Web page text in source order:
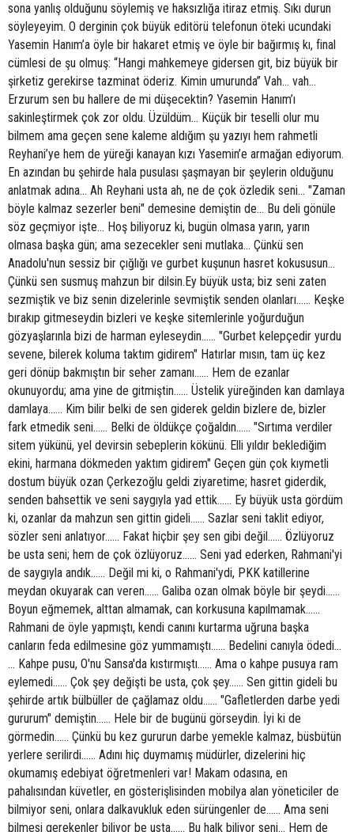
sona yanlış olduğunu söylemiş ve haksızlığa itiraz etmiş. Sıkı durun
söyleyeyim. O derginin çok büyük editörü telefonun öteki ucundaki
Yasemin Hanım’a öyle bir hakaret etmiş ve öyle bir bağırmış kı, final
cümlesi de şu olmuş: “Hangi mahkemeye gidersen git, biz büyük bir
şirketiz gerekirse tazminat öderiz. Kimin umurunda” Vah… vah…
Erzurum sen bu hallere de mi düşecektin? Yasemin Hanım’ı
sakinleştirmek çok zor oldu. Üzüldüm… Küçük bir teselli olur mu
bilmem ama geçen sene kaleme aldığım şu yazıyı hem rahmetli
Reyhani’ye hem de yüreği kanayan kızı Yasemin’e armağan ediyorum.
En azından bu şehirde hala pusulası şaşmayan bir şeylerin olduğunu
anlatmak adına… Ah Reyhani usta ah, ne de çok özledik seni… "Zaman
böyle kalmaz sezerler beni" demesine demiştin de… Bu deli gönüle
söz geçmiyor işte… Hoş biliyoruz ki, bugün olmasa yarın, yarın
olmasa başka gün; ama sezecekler seni mutlaka… Çünkü sen
Anadolu'nun sessiz bir çığlığı ve gurbet kuşunun hasret kokususun…
Çünkü sen susmuş mahzun bir dilsin.Ey büyük usta; biz seni zaten
sezmiştik ve biz senin dizelerinle sevmiştik senden olanları...… Keşke
bırakıp gitmeseydin bizleri ve keşke sitemlerinle yoğurduğun
gözyaşlarınla bizi de harman eyleseydin...… "Gurbet kelepçedir yurdu
sevene, bilerek koluma taktım gidirem" Hatırlar mısın, tam üç kez
geri dönüp bakmıştın bir seher zamanı...… Hem de ezanlar
okunuyordu; ama yine de gitmiştin...… Üstelik yüreğinden kan damlaya
damlaya...… Kim bilir belki de sen giderek geldin bizlere de, bizler
fark etmedik seni...… Belki de öldükçe çoğaldın...… "Sırtıma verdiler
sitem yükünü, yel devirsin sebeplerin kökünü. Elli yıldır beklediğim
ekini, harmana dökmeden yaktım gidirem" Geçen gün çok kıymetli
dostum büyük ozan Çerkezoğlu geldi ziyaretime; hasret giderdik,
senden bahsettik ve seni saygıyla yad ettik...… Ey büyük usta gördüm
ki, ozanlar da mahzun sen gittin gideli...… Sazlar seni taklit ediyor,
sözler seni anlatıyor...… Fakat hiçbir şey sen gibi değil...… Özlüyoruz
be usta seni; hem de çok özlüyoruz...… Seni yad ederken, Rahmani'yi
de saygıyla andık...… Değil mi ki, o Rahmani'ydi, PKK katillerine
meydan okuyarak can veren...… Galiba ozan olmak böyle bir şeydi...…
Boyun eğmemek, alttan almamak, can korkusuna kapılmamak...…
Rahmani de öyle yapmıştı, kendi canını kurtarma uğruna başka
canların feda edilmesine göz yummamıştı...… Bedelini canıyla ödedi...
… Kahpe pusu, O'nu Sansa'da kıstırmıştı...… Ama o kahpe pusuya ram
eylemedi...… Çok şey değişti be usta, çok şey...… Sen gittin gideli bu
şehirde artık bülbüller de çağlamaz oldu...… "Gafletlerden darbe yedi
gururum" demiştin...… Hele bir de bugünü görseydin. İyi ki de
görmedin...… Çünkü bu kez gururun darbe yemekle kalmaz, büsbütün
yerlere serilirdi...… Adını hiç duymamış müdürler, dizelerini hiç
okumamış edebiyat öğretmenleri var! Makam odasına, en
pahalısından küvetler, en gösterişlisinden mobilya alan yöneticiler de
bilmiyor seni, onlara dalkavukluk eden sürüngenler de...… Ama seni
bilmesi gerekenler biliyor be usta...… Bu halk biliyor seni… Hem de